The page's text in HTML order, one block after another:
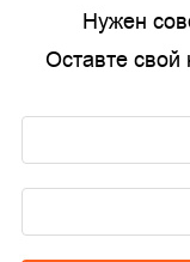
Нужен
Оставте свой